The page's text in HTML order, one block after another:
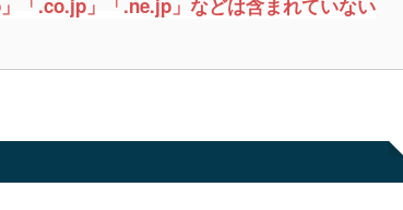
「.co.jp」「.ne.jp」などは含まれていない